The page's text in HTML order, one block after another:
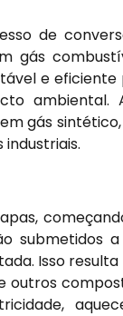
de
gás
e eficiente
ambiental.
gás
Isso